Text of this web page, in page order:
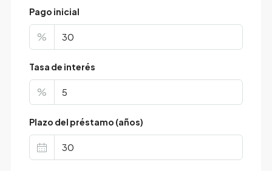
Pago inicial
%
Tasa de interés
%
Plazo del préstamo (años)